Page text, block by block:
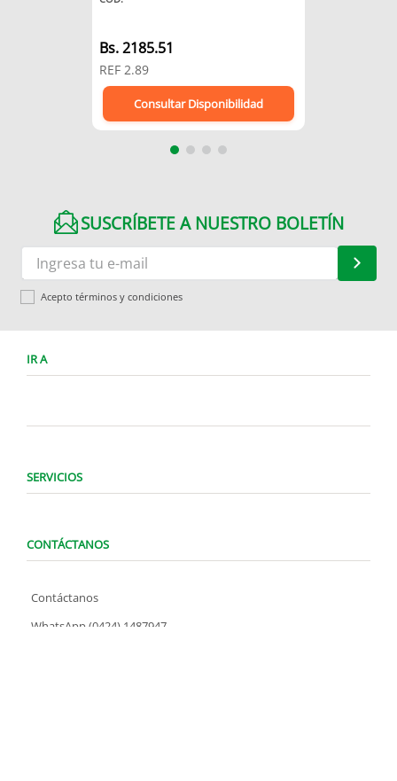
Bs.2185.51
REF 2.89
Consultar Disponibilidad
SUSCRÍBETE A NUESTRO BOLETÍN
Acepto términos y condiciones
IR A
SERVICIOS
CONTÁCTANOS
Contáctanos
WhatsApp (0424) 1487947